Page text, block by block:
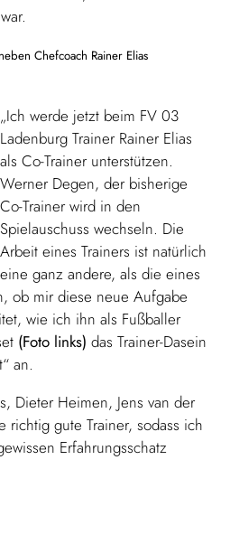
Chefcoach Rainer Elias
„Ich werde jetzt beim FV 03
Ladenburg Trainer Rainer Elias
als Co-Trainer unterstützen.
Werner Degen, der bisherige
Co-Trainer wird in den
Spielauschuss wechseln. Die
Arbeit eines Trainers ist natürlich
eine ganz andere, als die eines
ob mir diese neue Aufgabe
wie ich ihn als Fußballer
(Foto links) das Trainer-Dasein
an.
Dieter Heimen, Jens van der
richtig gute Trainer, sodass ich
Erfahrungsschatz